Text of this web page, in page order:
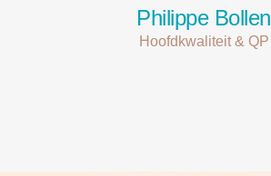
Philippe Bollen
Hoofdkwaliteit & QP